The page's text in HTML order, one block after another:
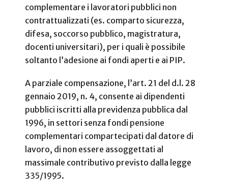
complementare i lavoratori pubblici non
contrattualizzati (es. comparto sicurezza,
difesa, soccorso pubblico, magistratura,
docenti universitari), per i quali è possibile
soltanto l’adesione ai fondi aperti e ai PIP.
A parziale compensazione, l’art. 21 del d.l. 28
gennaio 2019, n. 4, consente ai dipendenti
pubblici iscritti alla previdenza pubblica dal
1996, in settori senza fondi pensione
complementari compartecipati dal datore di
lavoro, di non essere assoggettati al
massimale contributivo previsto dalla legge
335/1995.